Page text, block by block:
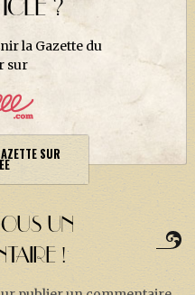
?
la Gazette du
sur
SUR
UN
!